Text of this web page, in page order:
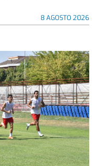
8 AGOSTO 2026